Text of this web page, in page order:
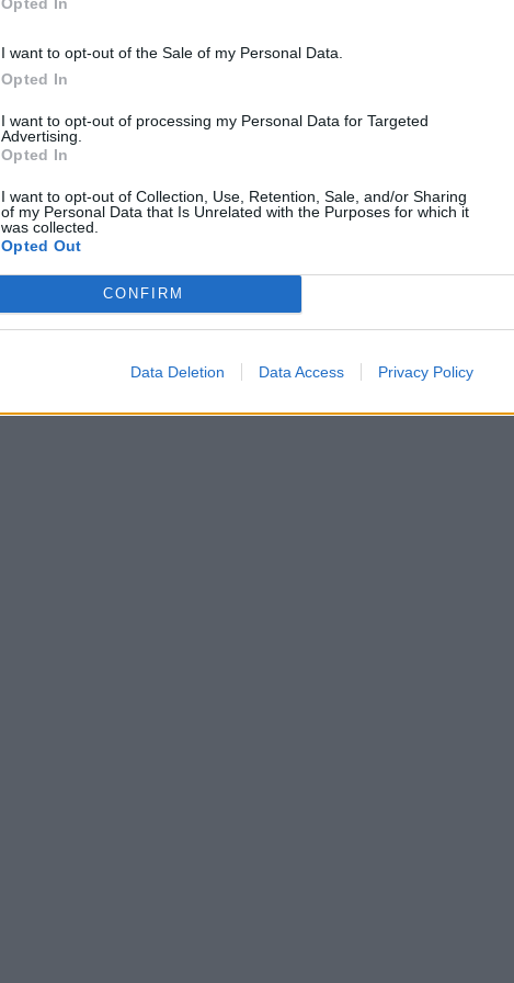
I want to opt-out of the Sale of my Personal Data.
Opted In
I want to opt-out of processing my Personal Data for Targeted
Advertising.
Opted In
I want to opt-out of Collection, Use, Retention, Sale, and/or Sharing
of my Personal Data that Is Unrelated with the Purposes for which it
was collected.
Opted Out
CONFIRM
Data Deletion Data Access Privacy Policy